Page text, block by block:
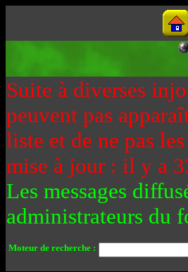
Suite à diverses
peuvent pas
liste et de ne pas
mise à jour : il y a
Les messages
administrateurs du
Moteur de recherche :